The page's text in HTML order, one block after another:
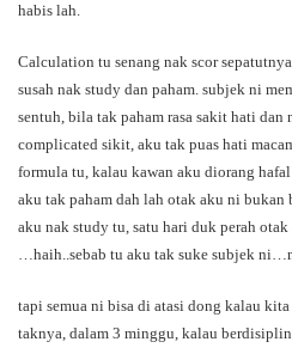
habis lah.
Calculation tu senang nak scor
susah nak study dan paham. subjek ni
sentuh, bila tak paham rasa sakit hati
complicated sikit, aku tak puas hati
formula tu, kalau kawan aku diorang
aku tak paham dah lah otak aku ni bukan
aku nak study tu, satu hari duk perah
…haih..sebab tu aku tak suke subjek
tapi semua ni bisa di atasi dong kalau
taknya, dalam 3 minggu, kalau